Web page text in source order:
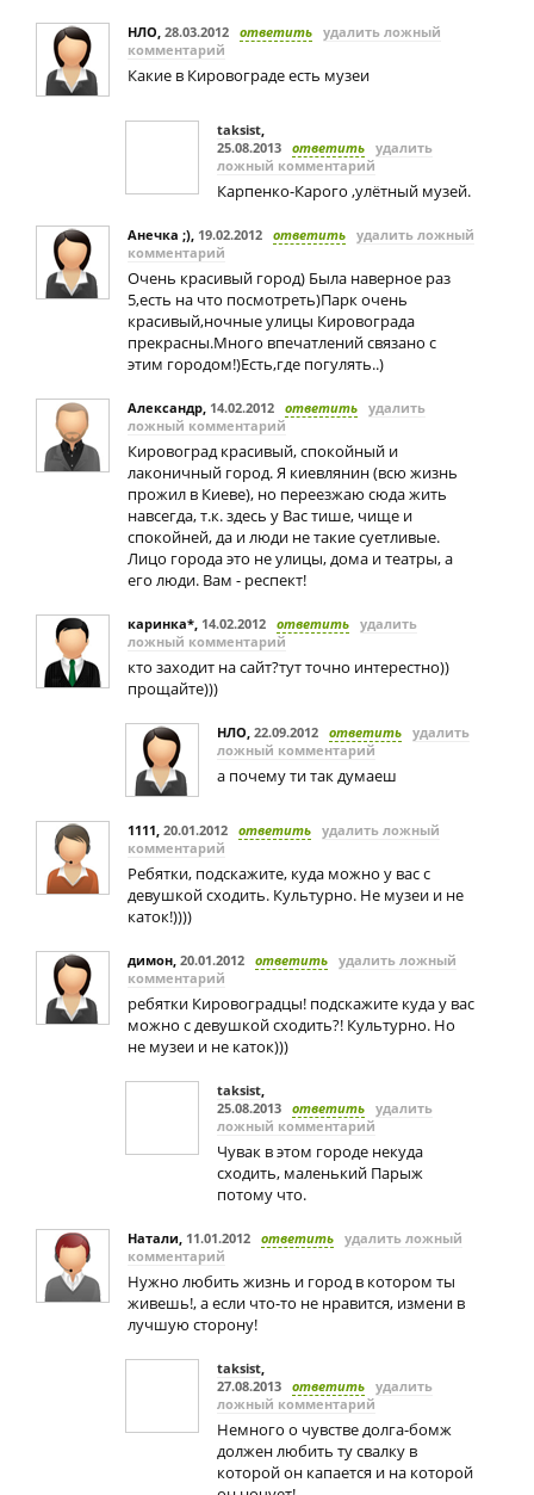
НЛО, 28.03.2012 ответить удалить ложный
комментарий
Какие в Кировограде есть музеи
taksist,
25.08.2013 ответить удалить
ложный комментарий
Карпенко-Карого ,улётный музей.
Анечка ;), 19.02.2012 ответить удалить ложный
комментарий
Очень красивый город) Была наверное раз
5,есть на что посмотреть)Парк очень
красивый,ночные улицы Кировограда
прекрасны.Много впечатлений связано с
этим городом!)Есть,где погулять..)
Александр, 14.02.2012 ответить удалить
ложный комментарий
Кировоград красивый, спокойный и
лаконичный город. Я киевлянин (всю жизнь
прожил в Киеве), но переезжаю сюда жить
навсегда, т.к. здесь у Вас тише, чище и
спокойней, да и люди не такие суетливые.
Лицо города это не улицы, дома и театры, а
его люди. Вам - респект!
каринка*, 14.02.2012 ответить удалить
ложный комментарий
кто заходит на сайт?тут точно интерестно))
прощайте)))
НЛО, 22.09.2012 ответить удалить
ложный комментарий
а почему ти так думаеш
1111, 20.01.2012 ответить удалить ложный
комментарий
Ребятки, подскажите, куда можно у вас с
девушкой сходить. Культурно. Не музеи и не
каток!))))
димон, 20.01.2012 ответить удалить ложный
комментарий
ребятки Кировоградцы! подскажите куда у вас
можно с девушкой сходить?! Культурно. Но
не музеи и не каток)))
taksist,
25.08.2013 ответить удалить
ложный комментарий
Чувак в этом городе некуда
сходить, маленький Парыж
потому что.
Натали, 11.01.2012 ответить удалить ложный
комментарий
Нужно любить жизнь и город в котором ты
живешь!, а если что-то не нравится, измени в
лучшую сторону!
taksist,
27.08.2013 ответить удалить
ложный комментарий
Немного о чувстве долга-бомж
должен любить ту свалку в
которой он капается и на которой